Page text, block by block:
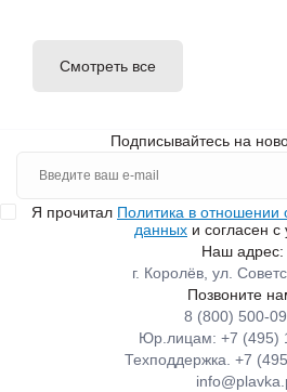
Смотреть все
Подписывайтесь на
Я прочитал Политика в отношении
данных и согласен
Наш адрес:
г. Королёв, ул.
Позвоните
8 (800) 500-
Юр.лицам: +7 (495)
Техподдержка. +7